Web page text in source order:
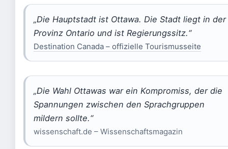
„Die Hauptstadt ist Ottawa. Die Stadt liegt in der
Provinz Ontario und ist Regierungssitz.“
Destination Canada – offizielle Tourismusseite
„Die Wahl Ottawas war ein Kompromiss, der die
Spannungen zwischen den Sprachgruppen
mildern sollte.“
wissenschaft.de – Wissenschaftsmagazin